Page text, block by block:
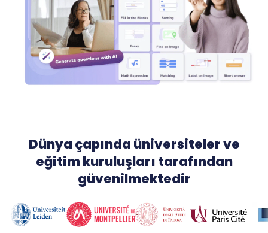
Dünya çapında üniversiteler ve
eğitim kuruluşları tarafından
güvenilmektedir